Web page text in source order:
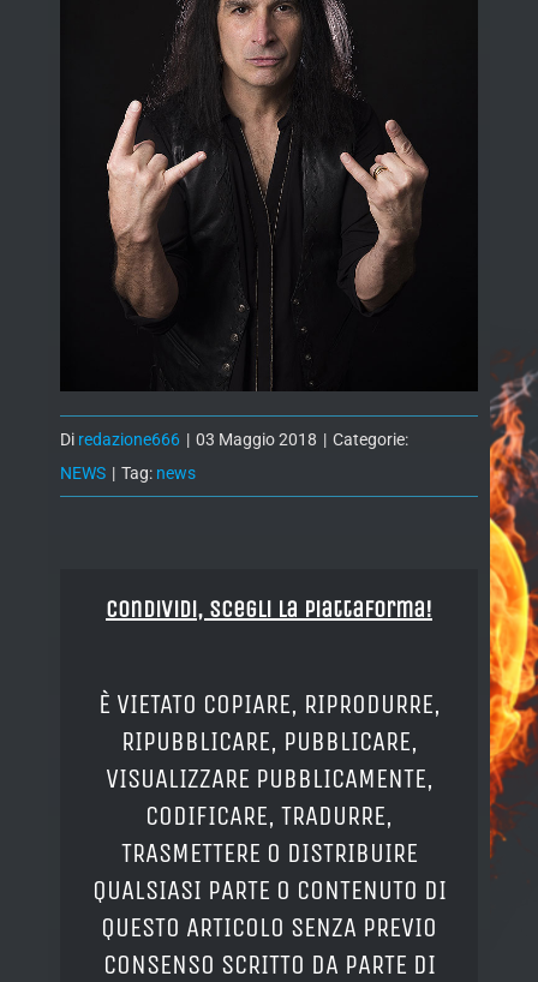
Di redazione666 | 03 Maggio 2018 | Categorie:
NEWS | Tag: news
Condividi, Scegli la piattaforma!
È VIETATO COPIARE, RIPRODURRE,
RIPUBBLICARE, PUBBLICARE,
VISUALIZZARE PUBBLICAMENTE,
CODIFICARE, TRADURRE,
TRASMETTERE O DISTRIBUIRE
QUALSIASI PARTE O CONTENUTO DI
QUESTO ARTICOLO SENZA PREVIO
CONSENSO SCRITTO DA PARTE DI